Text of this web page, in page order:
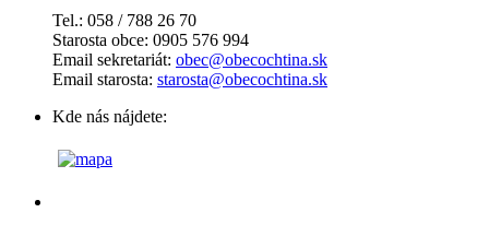
Tel.: 058 / 788 26 70
Starosta obce: 0905 576 994
Email sekretariát: obec@obecochtina.sk
Email starosta: starosta@obecochtina.sk
Kde nás nájdete: